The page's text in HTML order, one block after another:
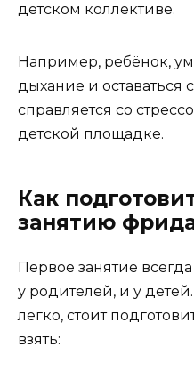
детском коллективе.
Например, ребёнок,
дыхание и оставаться
справляется со
детской площадке.
Как
занятию
Первое занятие
у родителей, и у
легко, стоит
взять: